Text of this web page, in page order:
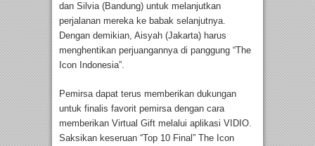
dan Silvia (Bandung) untuk melanjutkan
perjalanan mereka ke babak selanjutnya.
Dengan demikian, Aisyah (Jakarta) harus
menghentikan perjuangannya di panggung “The
Icon Indonesia”.
Pemirsa dapat terus memberikan dukungan
untuk finalis favorit pemirsa dengan cara
memberikan Virtual Gift melalui aplikasi VIDIO.
Saksikan keseruan “Top 10 Final” The Icon